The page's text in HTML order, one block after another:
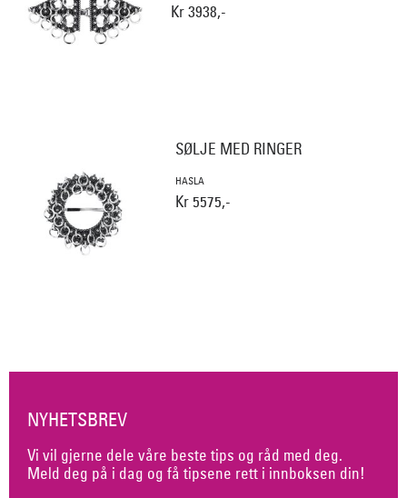
Kr 3938,-
SØLJE MED RINGER
HASLA
Kr 5575,-
NYHETSBREV
Vi vil gjerne dele våre beste tips og råd med deg.
Meld deg på i dag og få tipsene rett i innboksen din!